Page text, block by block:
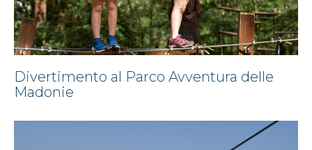
Divertimento al Parco Avventura delle
Madonie